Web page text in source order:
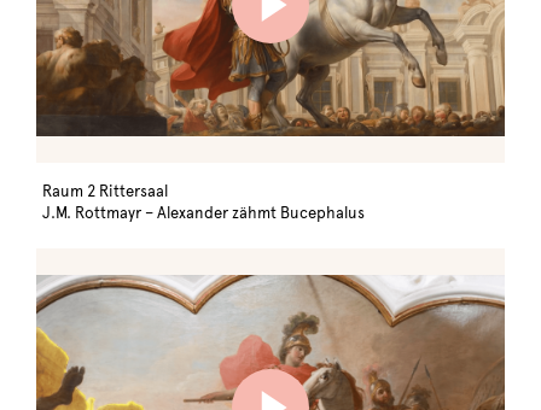
Raum 2 Rittersaal
J.M. Rottmayr – Alexander zähmt Bucephalus